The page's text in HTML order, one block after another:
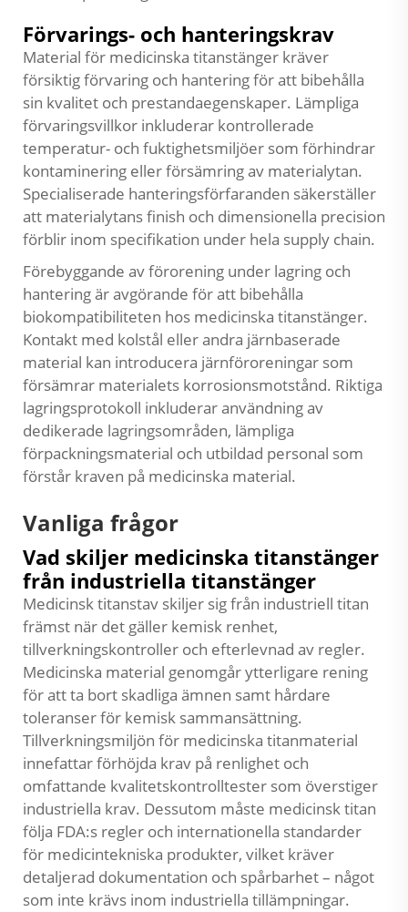
Förvarings- och hanteringskrav
Material för medicinska titanstänger kräver
försiktig förvaring och hantering för att bibehålla
sin kvalitet och prestandaegenskaper. Lämpliga
förvaringsvillkor inkluderar kontrollerade
temperatur- och fuktighetsmiljöer som förhindrar
kontaminering eller försämring av materialytan.
Specialiserade hanteringsförfaranden säkerställer
att materialytans finish och dimensionella precision
förblir inom specifikation under hela supply chain.
Förebyggande av förorening under lagring och
hantering är avgörande för att bibehålla
biokompatibiliteten hos medicinska titanstänger.
Kontakt med kolstål eller andra järnbaserade
material kan introducera järnföroreningar som
försämrar materialets korrosionsmotstånd. Riktiga
lagringsprotokoll inkluderar användning av
dedikerade lagringsområden, lämpliga
förpackningsmaterial och utbildad personal som
förstår kraven på medicinska material.
Vanliga frågor
Vad skiljer medicinska titanstänger
från industriella titanstänger
Medicinsk titanstav skiljer sig från industriell titan
främst när det gäller kemisk renhet,
tillverkningskontroller och efterlevnad av regler.
Medicinska material genomgår ytterligare rening
för att ta bort skadliga ämnen samt hårdare
toleranser för kemisk sammansättning.
Tillverkningsmiljön för medicinska titanmaterial
innefattar förhöjda krav på renlighet och
omfattande kvalitetskontrolltester som överstiger
industriella krav. Dessutom måste medicinsk titan
följa FDA:s regler och internationella standarder
för medicintekniska produkter, vilket kräver
detaljerad dokumentation och spårbarhet – något
som inte krävs inom industriella tillämpningar.